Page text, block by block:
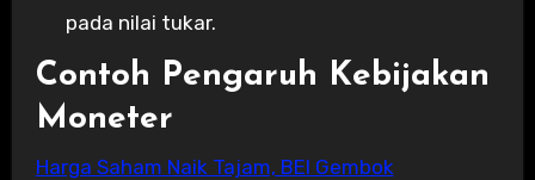
pada nilai tukar.
Contoh Pengaruh Kebijakan
Moneter
Harga Saham Naik Tajam, BEI Gembok